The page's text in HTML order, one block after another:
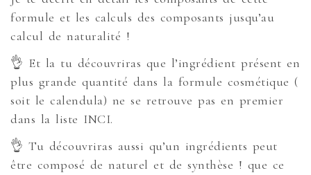
formule et les calculs des composants jusqu’au
calcul de naturalité !
👌 Et la tu découvriras que l’ingrédient présent en
plus grande quantité dans la formule cosmétique (
soit le calendula) ne se retrouve pas en premier
dans la liste INCI.
👌 Tu découvriras aussi qu’un ingrédients peut
être composé de naturel et de synthèse ! que ce